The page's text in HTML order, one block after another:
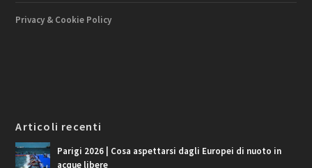
Privacy & Cookie Policy
Articoli recenti
Parigi 2026 | Cosa aspettarsi dagli Europei di nuoto in
acque libere